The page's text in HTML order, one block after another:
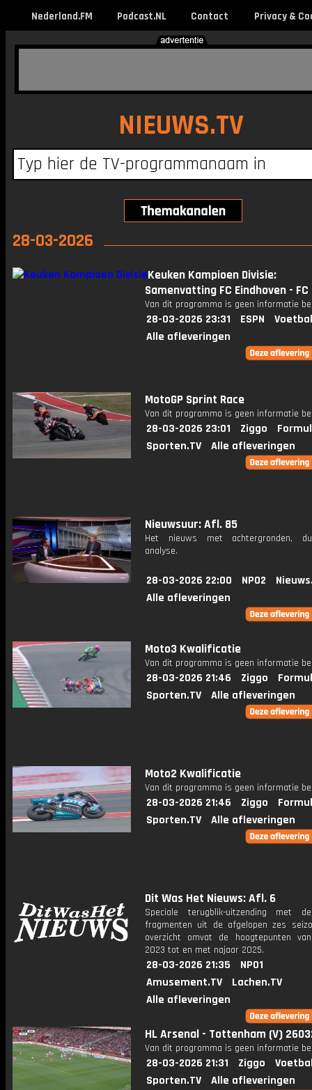
Nederland.FM Podcast.NL Contact Privacy &
NIEUWS.TV
28-03-2026
Keuken Kampioen Divisie:
Samenvatting FC Eindhoven - FC
Van dit programma is geen informatie
28-03-2026 23:31 ESPN
Alle afleveringen
MotoGP Sprint Race
Van dit programma is geen informatie
28-03-2026 23:01 Ziggo
Sporten.TV
Alle afleveringen
Nieuwsuur: Afl. 85
Het nieuws met achtergronden,
analyse.
28-03-2026 22:00 NPO2
Alle afleveringen
Moto3 Kwalificatie
Van dit programma is geen informatie
28-03-2026 21:46 Ziggo
Sporten.TV
Alle afleveringen
Moto2 Kwalificatie
Van dit programma is geen informatie
28-03-2026 21:46 Ziggo
Sporten.TV
Alle afleveringen
Dit Was Het Nieuws: Afl. 6
Speciale terugblik-uitzending met
fragmenten uit de afgelopen zes
overzicht omvat de hoogtepunten
2023 tot en met najaar 2025.
28-03-2026 21:35
NPO1
Amusement.TV
Lachen.TV
Alle afleveringen
HL Arsenal - Tottenham (V)
Van dit programma is geen informatie
28-03-2026 21:31 Ziggo
Sporten.TV
Alle afleveringen